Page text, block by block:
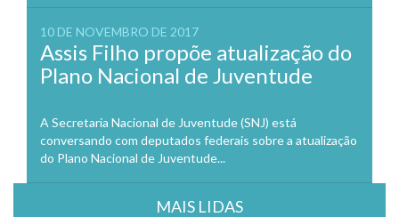
10 DE NOVEMBRO DE 2017
Assis Filho propõe atualização do
Plano Nacional de Juventude
A Secretaria Nacional de Juventude (SNJ) está
conversando com deputados federais sobre a atualização
do Plano Nacional de Juventude...
MAIS LIDAS